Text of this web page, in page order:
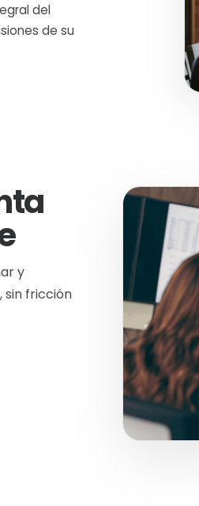
del
de su
y
sin fricción